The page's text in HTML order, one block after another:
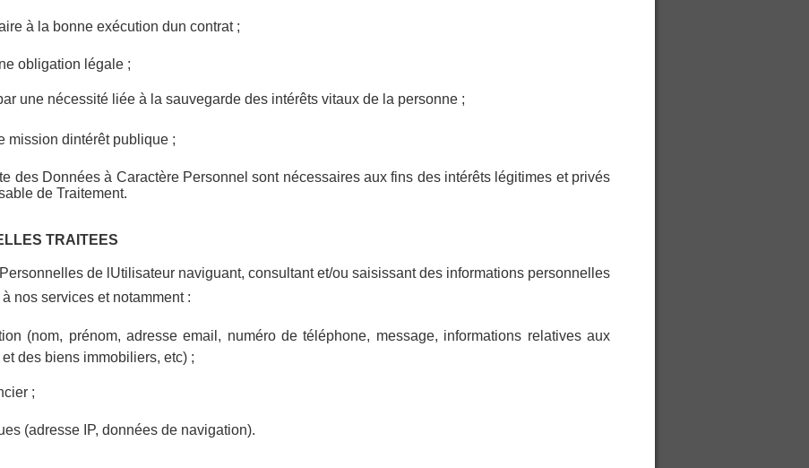
à la bonne exécution dun contrat ;
obligation légale ;
une nécessité liée à la sauvegarde des intérêts vitaux de la personne ;
mission dintérêt publique ;
des Données à Caractère Personnel sont nécessaires aux fins des intérêts légitimes et privés
de Traitement.
TRAITEES
de lUtilisateur naviguant, consultant et/ou saisissant des informations personnelles
nos services et notamment :
(nom, prénom, adresse email, numéro de téléphone, message, informations relatives aux
des biens immobiliers, etc) ;
;
(adresse IP, données de navigation).